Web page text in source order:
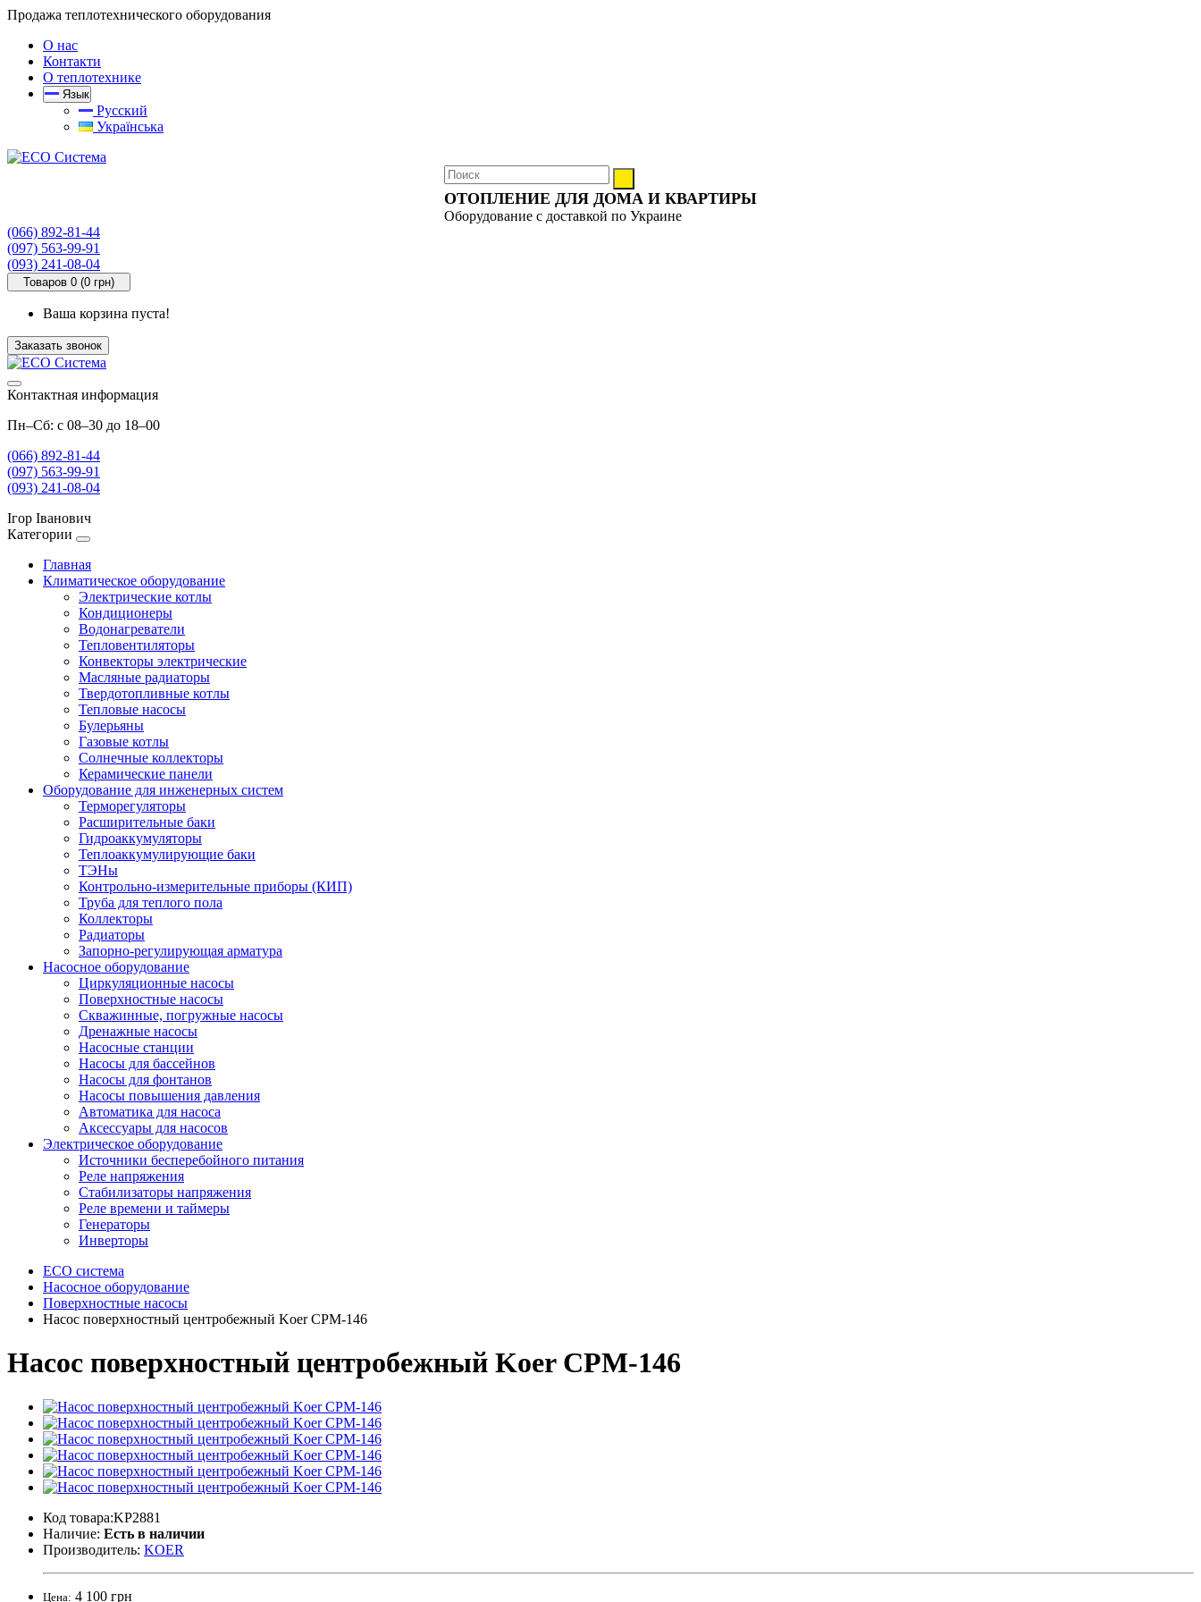
Продажа теплотехнического оборудования
О нас
Контакти
О теплотехнике
Язык
Русский
Українська
ОТОПЛЕНИЕ ДЛЯ ДОМА И КВАРТИРЫ
Оборудование с доставкой по Украине
(066) 892-81-44
(097) 563-99-91
(093) 241-08-04
Товаров 0 (0 грн)
Ваша корзина пуста!
Заказать звонок
Контактная информация
Пн–Сб: с 08–30 до 18–00
(066) 892-81-44
(097) 563-99-91
(093) 241-08-04
Ігор Іванович
Категории
Главная
Климатическое оборудование
Электрические котлы
Кондиционеры
Водонагреватели
Тепловентиляторы
Конвекторы электрические
Масляные радиаторы
Твердотопливные котлы
Тепловые насосы
Булерьяны
Газовые котлы
Солнечные коллекторы
Керамические панели
Оборудование для инженерных систем
Терморегуляторы
Расширительные баки
Гидроаккумуляторы
Теплоаккумулирующие баки
ТЭНы
Контрольно-измерительные приборы (КИП)
Труба для теплого пола
Коллекторы
Радиаторы
Запорно-регулирующая арматура
Насосное оборудование
Циркуляционные насосы
Поверхностные насосы
Скважинные, погружные насосы
Дренажные насосы
Насосные станции
Насосы для бассейнов
Насосы для фонтанов
Насосы повышения давления
Автоматика для насоса
Аксессуары для насосов
Электрическое оборудование
Источники бесперебойного питания
Реле напряжения
Стабилизаторы напряжения
Реле времени и таймеры
Генераторы
Инверторы
ECO система
Насосное оборудование
Поверхностные насосы
Насос поверхностный центробежный Koer CPM-146
Насос поверхностный центробежный Koer CPM-146
Код товара:KP2881
Наличие: Есть в наличии
Производитель: KOER
Цена: 4 100 грн